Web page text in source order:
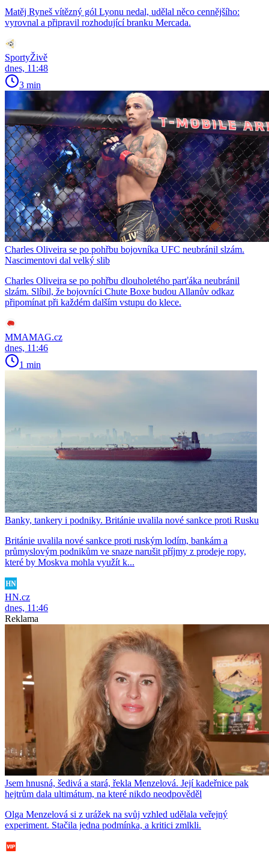
Matěj Ryneš vítězný gól Lyonu nedal, udělal něco cennějšího:
vyrovnal a připravil rozhodující branku Mercada.
SportyŽivě
dnes, 11:48
3 min
Charles Oliveira se po pohřbu bojovníka UFC neubránil slzám.
Nascimentovi dal velký slib
Charles Oliveira se po pohřbu dlouholetého parťáka neubránil
slzám. Slíbil, že bojovníci Chute Boxe budou Allanův odkaz
připomínat při každém dalším vstupu do klece.
MMAMAG.cz
dnes, 11:46
1 min
Banky, tankery i podniky. Británie uvalila nové sankce proti Rusku
Británie uvalila nové sankce proti ruským lodím, bankám a
průmyslovým podnikům ve snaze narušit příjmy z prodeje ropy,
které by Moskva mohla využít k...
HN.cz
dnes, 11:46
Reklama
Jsem hnusná, šedivá a stará, řekla Menzelová. Její kadeřnice pak
hejtrům dala ultimátum, na které nikdo neodpověděl
Olga Menzelová si z urážek na svůj vzhled udělala veřejný
experiment. Stačila jedna podmínka, a kritici zmlkli.